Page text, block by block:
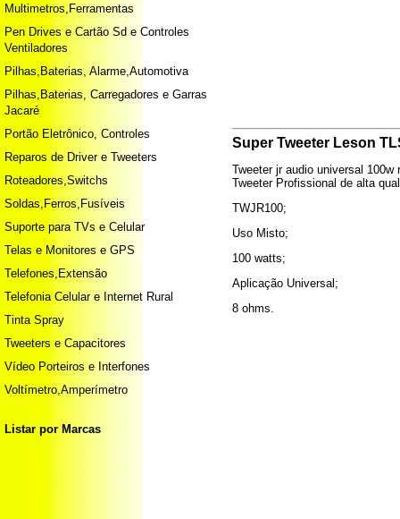
Multimetros,Ferramentas
Pen Drives e Cartão Sd e Controles
Ventiladores
Pilhas,Baterias, Alarme,Automotiva
Pilhas,Baterias, Carregadores e Garras
Jacaré
Portão Eletrônico, Controles
Reparos de Driver e Tweeters
Roteadores,Switchs
Soldas,Ferros,Fusíveis
Suporte para TVs e Celular
Telas e Monitores e GPS
Telefones,Extensão
Telefonia Celular e Internet Rural
Tinta Spray
Tweeters e Capacitores
Vídeo Porteiros e Interfones
Voltímetro,Amperímetro
Listar por Marcas
Super Tweeter Leson
Tweeter jr audio universal 100w
Tweeter Profissional de alta
TWJR100;
Uso Misto;
100 watts;
Aplicação Universal;
8 ohms.